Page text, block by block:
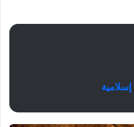
إسلامية